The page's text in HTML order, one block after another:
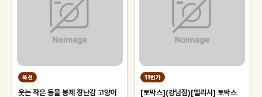
옥션
웃는 작은 동물 봉제 장난감 고양이
11번가
[토박스](강남점)[멜리사] 토박스